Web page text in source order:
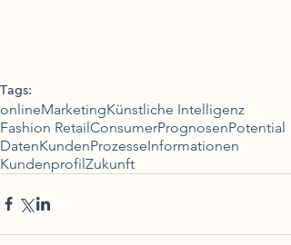
Tags:
onlineMarketingKünstliche Intelligenz
Fashion RetailConsumerPrognosenPotential
DatenKundenProzesseInformationen
KundenprofilZukunft